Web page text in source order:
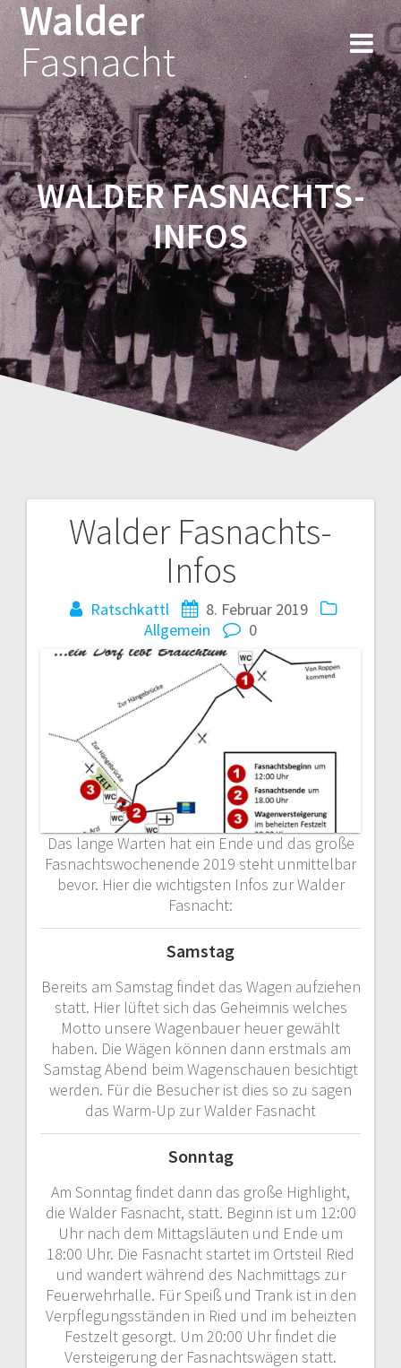
Walder
Fasnacht
WALDER FASNACHTS-
INFOS
Walder Fasnachts-
Infos
Ratschkattl
8. Februar 2019
Allgemein
0
Das lange Warten hat ein Ende und das große
Fasnachtswochenende 2019 steht unmittelbar
bevor. Hier die wichtigsten Infos zur Walder
Fasnacht:
Samstag
Bereits am Samstag findet das Wagen aufziehen
statt. Hier lüftet sich das Geheimnis welches
Motto unsere Wagenbauer heuer gewählt
haben. Die Wägen können dann erstmals am
Samstag Abend beim Wagenschauen besichtigt
werden. Für die Besucher ist dies so zu sagen
das Warm-Up zur Walder Fasnacht
Sonntag
Am Sonntag findet dann das große Highlight,
die Walder Fasnacht, statt. Beginn ist um 12:00
Uhr nach dem Mittagsläuten und Ende um
18:00 Uhr. Die Fasnacht startet im Ortsteil Ried
und wandert während des Nachmittags zur
Feuerwehrhalle. Für Speiß und Trank ist in den
Verpflegungsständen in Ried und im beheizten
Festzelt gesorgt. Um 20:00 Uhr findet die
Versteigerung der Fasnachtswägen statt.
Beitrags-
Navigation